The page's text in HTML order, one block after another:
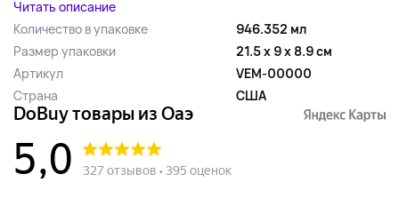
Читать описание
Количество в упаковке
946.352 мл
Размер упаковки
21.5 x 9 x 8.9 см
Артикул
VEM-00000
Страна
США